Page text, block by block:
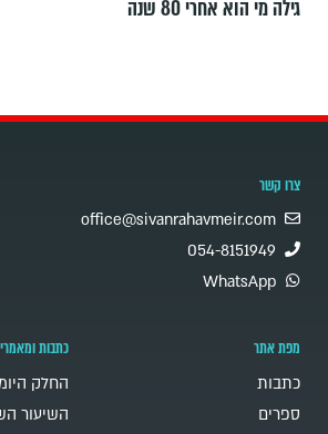
גילה מי הוא אחרי 80 שנה
צרו קשר
office@sivanrahavmeir.com
054-8151949
WhatsApp
מפת אתר
כתבות
ספרים
כתבות
החלק
השיעור